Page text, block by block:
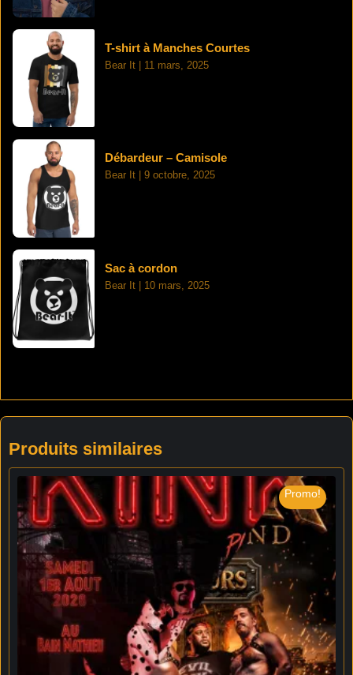
T-shirt à Manches Courtes
Bear It 11 mars, 2025
Débardeur – Camisole
Bear It 9 octobre, 2025
Sac à cordon
Bear It 10 mars, 2025
Produits similaires
Promo!